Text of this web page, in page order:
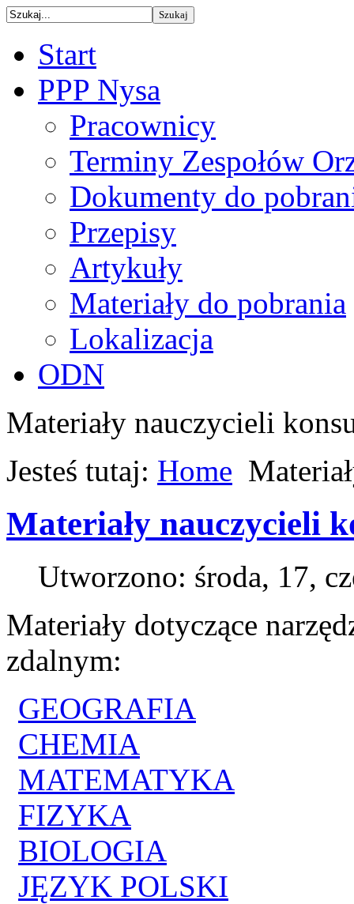
Start
PPP Nysa
Pracownicy
Terminy Zespołów
Dokumenty do
Przepisy
Artykuły
Materiały do pobrania
Lokalizacja
ODN
Materiały nauczycieli
Jesteś tutaj: Home
Materiały nauczycieli
Utworzono: środa, 17,
Materiały dotyczące
zdalnym:
GEOGRAFIA
CHEMIA
MATEMATYKA
FIZYKA
BIOLOGIA
JĘZYK POLSKI